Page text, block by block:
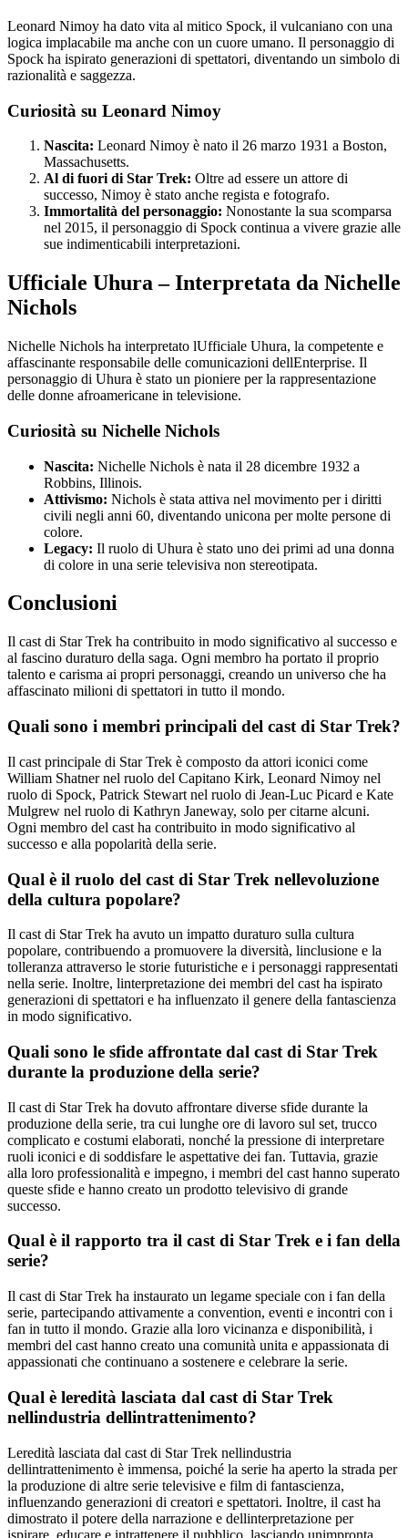
Leonard Nimoy ha dato vita al mitico Spock, il vulcaniano con una
logica implacabile ma anche con un cuore umano. Il personaggio di
Spock ha ispirato generazioni di spettatori, diventando un simbolo di
razionalità e saggezza.
Curiosità su Leonard Nimoy
Nascita: Leonard Nimoy è nato il 26 marzo 1931 a Boston,
Massachusetts.
Al di fuori di Star Trek: Oltre ad essere un attore di
successo, Nimoy è stato anche regista e fotografo.
Immortalità del personaggio: Nonostante la sua scomparsa
nel 2015, il personaggio di Spock continua a vivere grazie alle
sue indimenticabili interpretazioni.
Ufficiale Uhura – Interpretata da Nichelle
Nichols
Nichelle Nichols ha interpretato lUfficiale Uhura, la competente e
affascinante responsabile delle comunicazioni dellEnterprise. Il
personaggio di Uhura è stato un pioniere per la rappresentazione
delle donne afroamericane in televisione.
Curiosità su Nichelle Nichols
Nascita: Nichelle Nichols è nata il 28 dicembre 1932 a
Robbins, Illinois.
Attivismo: Nichols è stata attiva nel movimento per i diritti
civili negli anni 60, diventando unicona per molte persone di
colore.
Legacy: Il ruolo di Uhura è stato uno dei primi ad una donna
di colore in una serie televisiva non stereotipata.
Conclusioni
Il cast di Star Trek ha contribuito in modo significativo al successo e
al fascino duraturo della saga. Ogni membro ha portato il proprio
talento e carisma ai propri personaggi, creando un universo che ha
affascinato milioni di spettatori in tutto il mondo.
Quali sono i membri principali del cast di Star Trek?
Il cast principale di Star Trek è composto da attori iconici come
William Shatner nel ruolo del Capitano Kirk, Leonard Nimoy nel
ruolo di Spock, Patrick Stewart nel ruolo di Jean-Luc Picard e Kate
Mulgrew nel ruolo di Kathryn Janeway, solo per citarne alcuni.
Ogni membro del cast ha contribuito in modo significativo al
successo e alla popolarità della serie.
Qual è il ruolo del cast di Star Trek nellevoluzione
della cultura popolare?
Il cast di Star Trek ha avuto un impatto duraturo sulla cultura
popolare, contribuendo a promuovere la diversità, linclusione e la
tolleranza attraverso le storie futuristiche e i personaggi rappresentati
nella serie. Inoltre, linterpretazione dei membri del cast ha ispirato
generazioni di spettatori e ha influenzato il genere della fantascienza
in modo significativo.
Quali sono le sfide affrontate dal cast di Star Trek
durante la produzione della serie?
Il cast di Star Trek ha dovuto affrontare diverse sfide durante la
produzione della serie, tra cui lunghe ore di lavoro sul set, trucco
complicato e costumi elaborati, nonché la pressione di interpretare
ruoli iconici e di soddisfare le aspettative dei fan. Tuttavia, grazie
alla loro professionalità e impegno, i membri del cast hanno superato
queste sfide e hanno creato un prodotto televisivo di grande
successo.
Qual è il rapporto tra il cast di Star Trek e i fan della
serie?
Il cast di Star Trek ha instaurato un legame speciale con i fan della
serie, partecipando attivamente a convention, eventi e incontri con i
fan in tutto il mondo. Grazie alla loro vicinanza e disponibilità, i
membri del cast hanno creato una comunità unita e appassionata di
appassionati che continuano a sostenere e celebrare la serie.
Qual è leredità lasciata dal cast di Star Trek
nellindustria dellintrattenimento?
Leredità lasciata dal cast di Star Trek nellindustria
dellintrattenimento è immensa, poiché la serie ha aperto la strada per
la produzione di altre serie televisive e film di fantascienza,
influenzando generazioni di creatori e spettatori. Inoltre, il cast ha
dimostrato il potere della narrazione e dellinterpretazione per
ispirare, educare e intrattenere il pubblico, lasciando unimpronta